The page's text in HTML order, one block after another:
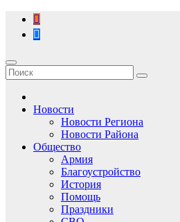
Перейти
содержимому
Новости
Новости Региона
Новости Района
Общество
Армия
Благоустройство
История
Помощь
Праздники